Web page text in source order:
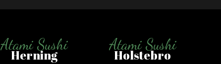
Atami Sushi
Herning
Atami Sushi
Holstebro